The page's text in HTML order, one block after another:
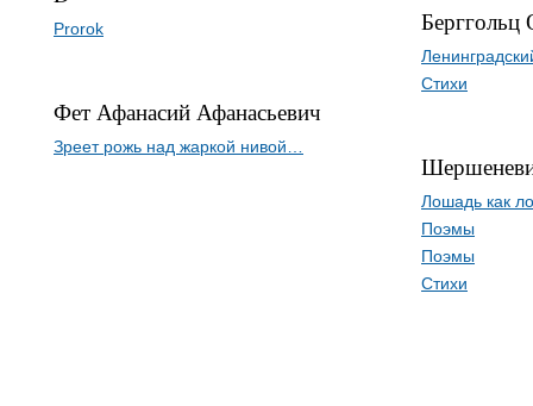
Prorok
Фет Афанасий Афанасьевич
Зреет рожь над жаркой нивой…
Берггольц
Стихи
Лошадь как
Поэмы
Поэмы
Стихи